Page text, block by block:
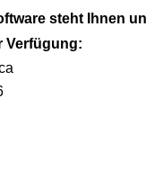
steht Ihnen
Verfügung: